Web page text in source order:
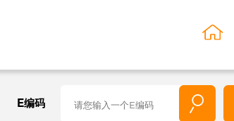
E编码